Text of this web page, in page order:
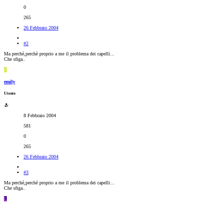
0
265
26 Febbraio 2004
#2
Ma perchè,perchè proprio a me il problema dei capelli...
Che sfiga..
E
emily
Utente
8 Febbraio 2004
581
0
265
26 Febbraio 2004
#3
Ma perchè,perchè proprio a me il problema dei capelli...
Che sfiga..
L